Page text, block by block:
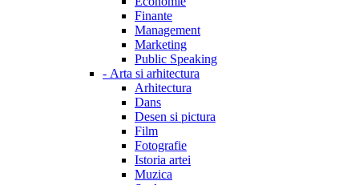
Finante
Management
Marketing
Public Speaking
- Arta si arhitectura
Arhitectura
Dans
Desen si pictura
Film
Fotografie
Istoria artei
Muzica